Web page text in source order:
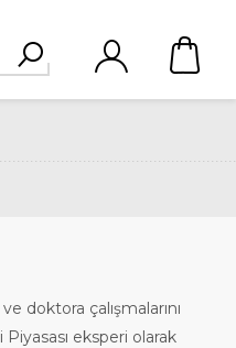
doktora çalışmalarını
eksperi olarak